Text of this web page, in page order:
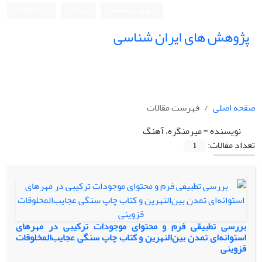
پژوهش های ایران شناسی
صفحه اصلی
فهرست مقالات
نویسنده =میرمنگره، آهنگ
تعداد مقالات:
1
بررسی تطبیقی فرم و محتوای موجودات ترکیبی در مهرهای
استوانه‌ای تمدن بین‌النهرین و کتاب چاپ سنگی عجایب‌المخلوقات
قزوینی